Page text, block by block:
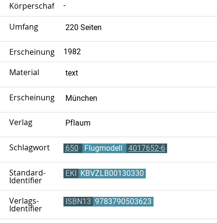
Körperschaft -
Umfang 220 Seiten
Erscheinungsjahr1982
Material text
ErscheinungsortMünchen
Verlag Pflaum
Schlagwort 650 Flugmodell 4017652-6
Standard-
Identifier
EKI KBVZLB00130330
Verlags-
Identifier
ISBN13 9783790503623